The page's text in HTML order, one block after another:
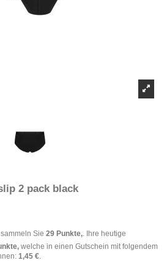
2 pack black
Sie 29 Punkte,. Ihre heutige
welche in einen Gutschein mit folgendem
1,45 €